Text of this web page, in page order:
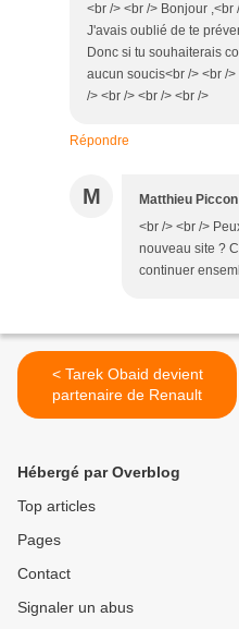
<br /> <br /> Bonjour ,<br
J'avais oublié de te
Donc si tu souhaiterais
aucun soucis<br /> <br /
/> <br /> <br /> <br />
Répondre
M Matthieu Piccon
<br /> <br />
nouveau site ?
continuer
< Tarek Obaid devient
partenaire de Renault
Hébergé par Overblog
Top articles
Pages
Contact
Signaler un abus